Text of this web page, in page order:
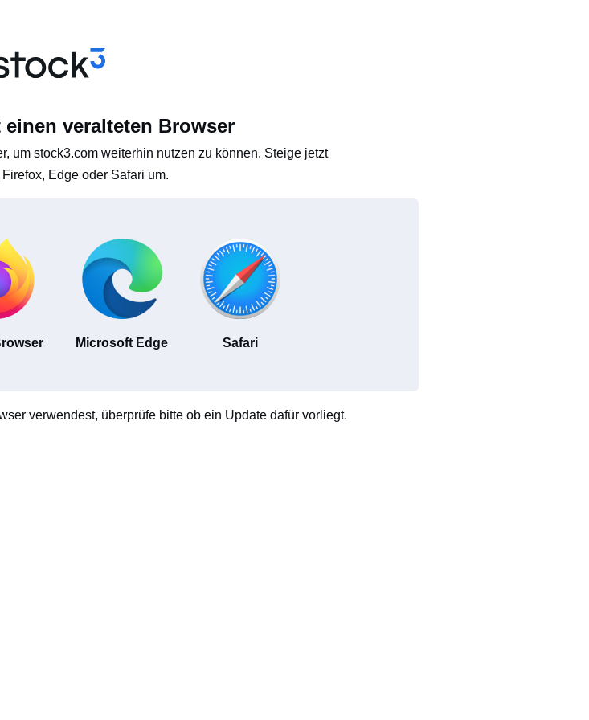
einen veralteten Browser
um stock3.com weiterhin nutzen zu können. Steige jetzt
Edge oder Safari um.
Microsoft Edge Safari
verwendest, überprüfe bitte ob ein Update dafür vorliegt.